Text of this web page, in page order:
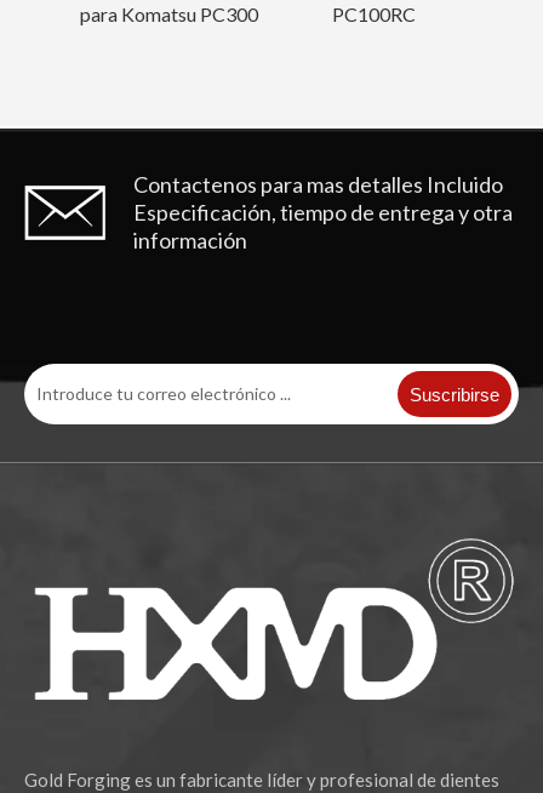
PC100RC
Contactenos para mas detalles Incluido
Especificación, tiempo de entrega y otra
información
Suscribirse
Gold Forging es un fabricante líder y profesional de dientes